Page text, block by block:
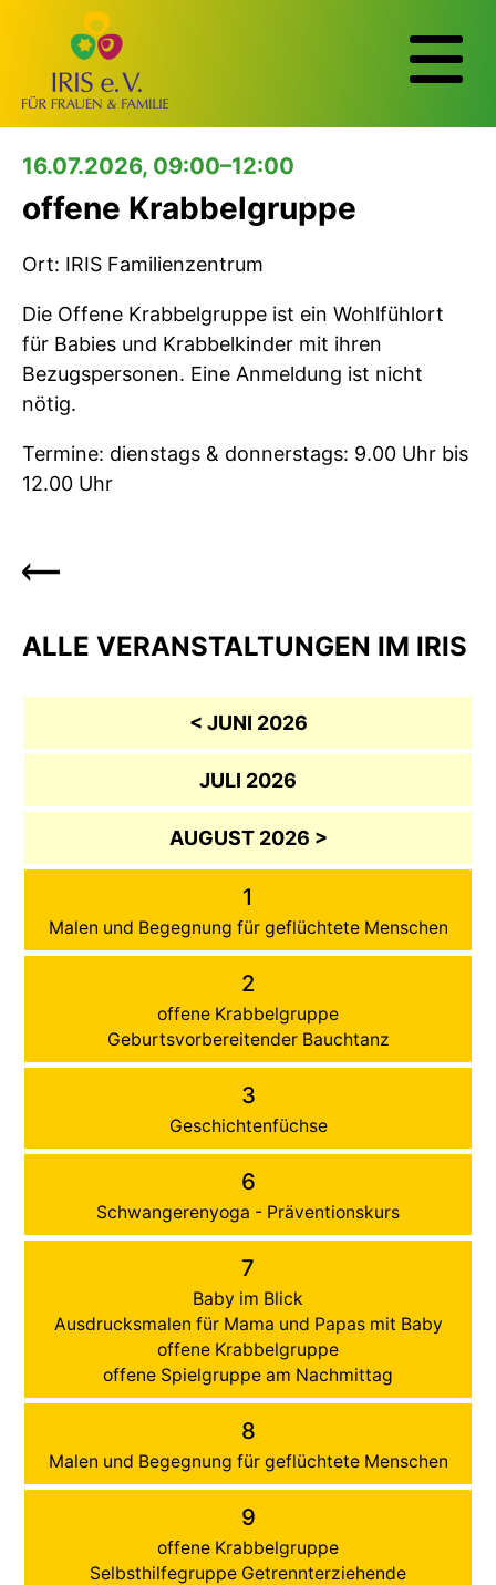
16.07.2026, 09:00–12:00
offene Krabbelgruppe
Ort: IRIS Familienzentrum
Die Offene Krabbelgruppe ist ein Wohlfühlort
für Babies und Krabbelkinder mit ihren
Bezugspersonen. Eine Anmeldung ist nicht
nötig.
Termine: dienstags & donnerstags: 9.00 Uhr bis
12.00 Uhr
ALLE VERANSTALTUNGEN IM IRIS
< JUNI 2026
JULI 2026
AUGUST 2026 >
1
Malen und Begegnung für geflüchtete Menschen
2
offene Krabbelgruppe
Geburtsvorbereitender Bauchtanz
3
Geschichtenfüchse
6
Schwangerenyoga - Präventionskurs
7
Baby im Blick
Ausdrucksmalen für Mama und Papas mit Baby
offene Krabbelgruppe
offene Spielgruppe am Nachmittag
8
Malen und Begegnung für geflüchtete Menschen
9
offene Krabbelgruppe
Selbsthilfegruppe Getrennterziehende